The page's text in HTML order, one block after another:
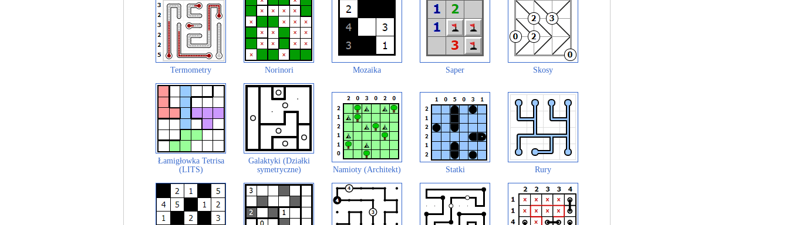
Termometry Norinori Mozaika Saper Skosy
Łamigłowka Tetrisa
(LITS)
Galaktyki (Działki
symetryczne)
Namioty (Architekt) Statki Rury